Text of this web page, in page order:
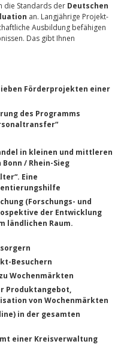
die Standards der Deutschen
an. Langjährige Projekt-
Ausbildung befähigen
Das gibt Ihnen
Förderprojekten einer
des Programms
in kleinen und mittleren
/ Rhein-Sieg
Eine
(Forschungs- und
der Entwicklung
ländlichen Raum.
Besuchern
Wochenmärkten
Produktangebot,
von Wochenmärkten
in der gesamten
einer Kreisverwaltung